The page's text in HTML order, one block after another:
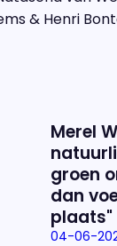
& Henri
Merel
groen
dan
plaats"
04-06-